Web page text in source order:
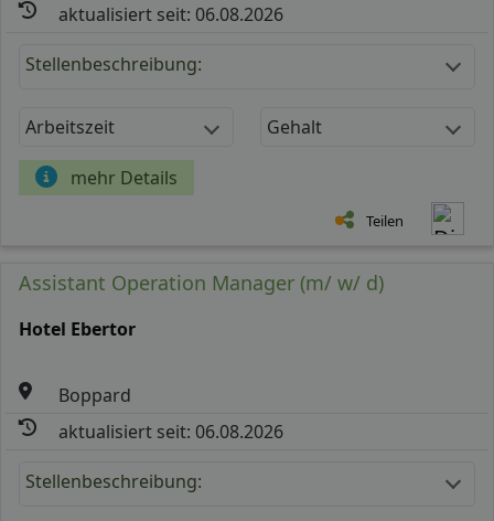
aktualisiert seit: 06.08.2026
Stellenbeschreibung:
Arbeitszeit Gehalt
mehr Details
Teilen
Assistant Operation Manager (m/ w/ d)
Hotel Ebertor
Boppard
aktualisiert seit: 06.08.2026
Stellenbeschreibung: